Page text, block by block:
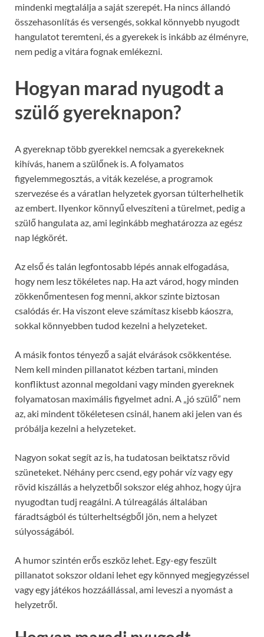
mindenki megtalálja a saját szerepét. Ha nincs állandó
összehasonlítás és versengés, sokkal könnyebb nyugodt
hangulatot teremteni, és a gyerekek is inkább az élményre,
nem pedig a vitára fognak emlékezni.
Hogyan marad nyugodt a
szülő gyereknapon?
A gyereknap több gyerekkel nemcsak a gyerekeknek
kihívás, hanem a szülőnek is. A folyamatos
figyelemmegosztás, a viták kezelése, a programok
szervezése és a váratlan helyzetek gyorsan túlterhelhetik
az embert. Ilyenkor könnyű elveszíteni a türelmet, pedig a
szülő hangulata az, ami leginkább meghatározza az egész
nap légkörét.
Az első és talán legfontosabb lépés annak elfogadása,
hogy nem lesz tökéletes nap. Ha azt várod, hogy minden
zökkenőmentesen fog menni, akkor szinte biztosan
csalódás ér. Ha viszont eleve számítasz kisebb káoszra,
sokkal könnyebben tudod kezelni a helyzeteket.
A másik fontos tényező a saját elvárások csökkentése.
Nem kell minden pillanatot kézben tartani, minden
konfliktust azonnal megoldani vagy minden gyereknek
folyamatosan maximális figyelmet adni. A „jó szülő” nem
az, aki mindent tökéletesen csinál, hanem aki jelen van és
próbálja kezelni a helyzeteket.
Nagyon sokat segít az is, ha tudatosan beiktatsz rövid
szüneteket. Néhány perc csend, egy pohár víz vagy egy
rövid kiszállás a helyzetből sokszor elég ahhoz, hogy újra
nyugodtan tudj reagálni. A túlreagálás általában
fáradtságból és túlterheltségből jön, nem a helyzet
súlyosságából.
A humor szintén erős eszköz lehet. Egy-egy feszült
pillanatot sokszor oldani lehet egy könnyed megjegyzéssel
vagy egy játékos hozzáállással, ami leveszi a nyomást a
helyzetről.